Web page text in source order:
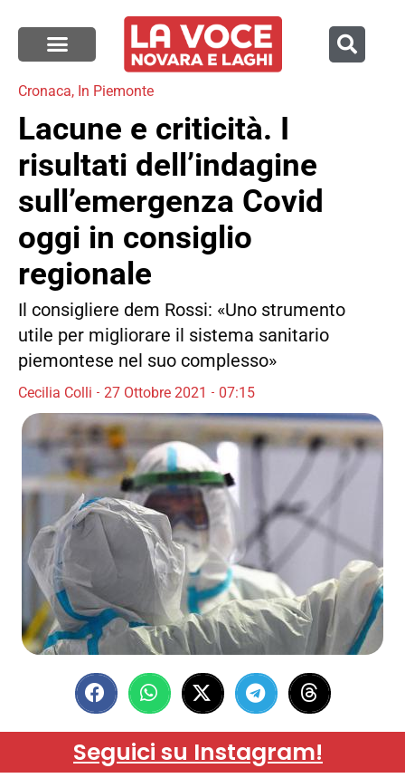
Cronaca, In Piemonte
Lacune e criticità. I
risultati dell’indagine
sull’emergenza Covid
oggi in consiglio
regionale
Il consigliere dem Rossi: «Uno strumento
utile per migliorare il sistema sanitario
piemontese nel suo complesso»
Cecilia Colli 27 Ottobre 2021 07:15
Seguici su Instagram!